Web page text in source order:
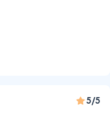
5/5